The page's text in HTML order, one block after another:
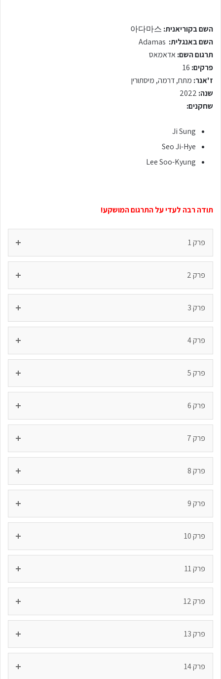
השם בקוריאנית:
השם באנגלית:
תרגום השם:אדאמאס
פרקים:
ז'אנר: מתח, דרמה, מיסתורין
שנה: 2022
שחקנים:
Ji Sung
Seo Ji-Hye
Lee Soo-Kyung
תודה רבה לעדי על התרגום המושקע!
פרק 1
פרק 2
פרק 3
פרק 4
פרק 5
פרק 6
פרק 7
פרק 8
פרק 9
פרק 10
פרק 11
פרק 12
פרק 13
פרק 14